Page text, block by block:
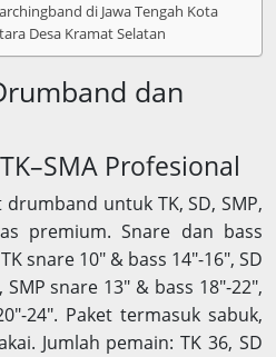
di Jawa Tengah Kota
Desa Kramat Selatan
dan
Profesional
untuk TK, SD, SMP,
premium. Snare dan bass
snare 10″ & bass 14″-16″, SD
snare 13″ & bass 18″-22″,
24″. Paket termasuk sabuk,
Jumlah pemain: TK 36, SD